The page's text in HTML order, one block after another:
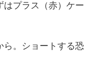
はプラス（赤）ケー
。ショートする恐